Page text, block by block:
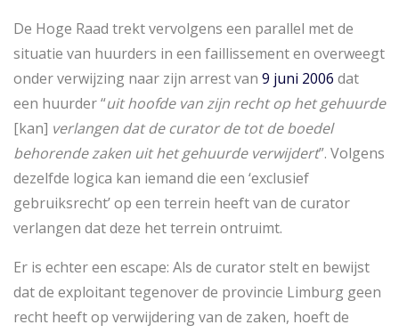
De Hoge Raad trekt vervolgens een parallel met de
situatie van huurders in een faillissement en overweegt
onder verwijzing naar zijn arrest van 9 juni 2006 dat
een huurder “uit hoofde van zijn recht op het gehuurde
[kan] verlangen dat de curator de tot de boedel
behorende zaken uit het gehuurde verwijdert”. Volgens
dezelfde logica kan iemand die een ‘exclusief
gebruiksrecht’ op een terrein heeft van de curator
verlangen dat deze het terrein ontruimt.
Er is echter een escape: Als de curator stelt en bewijst
dat de exploitant tegenover de provincie Limburg geen
recht heeft op verwijdering van de zaken, hoeft de